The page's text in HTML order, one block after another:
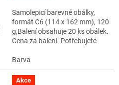
hvězdiček.
Samolepicí barevné obálky,
formát C6 (114 x 162 mm), 120
g,Balení obsahuje 20 ks obálek.
Cena za balení. Potřebujete
obálky?
Barva
Akce